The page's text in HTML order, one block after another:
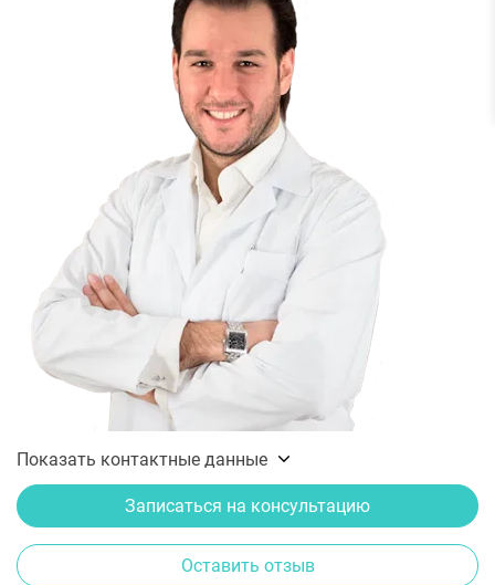
Показать контактные данные
Записаться на консультацию
Оставить отзыв